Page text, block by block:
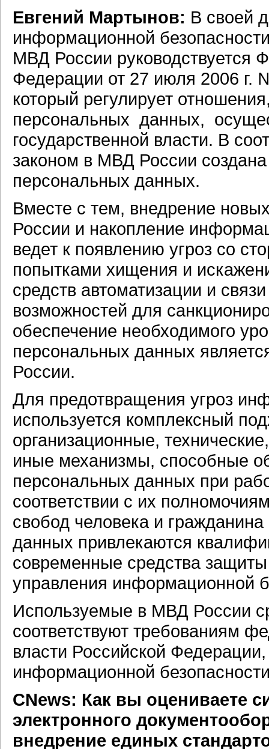
Евгений Мартынов: В своей
информационной
МВД России руководствуется
Федерации от 27 июля 2006
который регулирует
персональных данных,
государственной власти. В
законом в МВД России
персональных данных.
Вместе с тем, внедрение
России и накопление
ведет к появлению угроз со
попытками хищения и
средств автоматизации и
возможностей для
обеспечение необходимого
персональных данных
России.
Для предотвращения угроз
используется комплексный
организационные,
иные механизмы, способные
персональных данных при
соответствии с их
свобод человека и
данных привлекаются
современные средства
управления информационной
Используемые в МВД России
соответствуют требованиям
власти Российской
информационной
CNews: Как вы оцениваете
электронного
внедрение единых